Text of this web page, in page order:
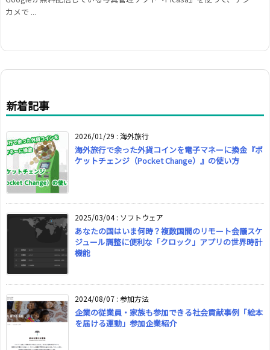
カメで ...
新着記事
2026/01/29 : 海外旅行
海外旅行で余った外貨コインを電子マネーに換金『ポ
ケットチェンジ（Pocket Change）』の使い方
2025/03/04: ソフトウェア
あなたの国はいま何時？複数国間のリモート会議スケ
ジュール調整に便利な「クロック」アプリの世界時計
機能
2024/08/07 : 参加方法
企業の従業員・家族も参加できる社会貢献事例「絵本
を届ける運動」参加企業紹介